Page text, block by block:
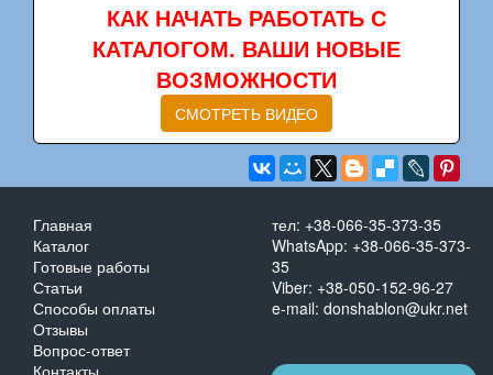
КАК НАЧАТЬ РАБОТАТЬ С
КАТАЛОГОМ. ВАШИ НОВЫЕ
ВОЗМОЖНОСТИ
СМОТРЕТЬ ВИДЕО
Главная
Каталог
Готовые работы
Статьи
Способы оплаты
Отзывы
Вопрос-ответ
тел: +38-066-35-373-35
WhatsApp: +38-066-35-373-
35
Viber: +38-050-152-96-27
e-mail: donshablon@ukr.net